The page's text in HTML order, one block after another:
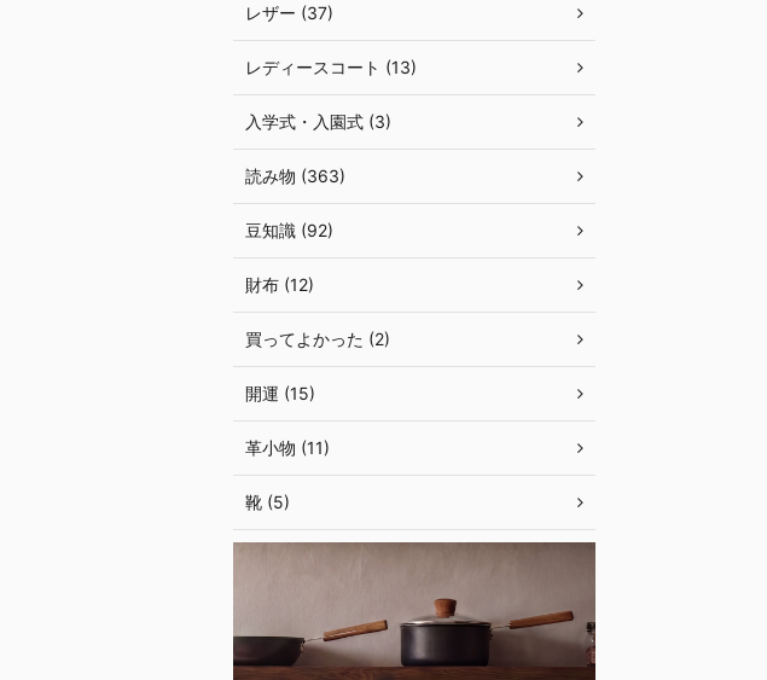
レザー (37)
レディースコート (13)
入学式・入園式 (3)
読み物 (363)
豆知識 (92)
財布 (12)
買ってよかった (2)
開運 (15)
革小物 (11)
靴 (5)